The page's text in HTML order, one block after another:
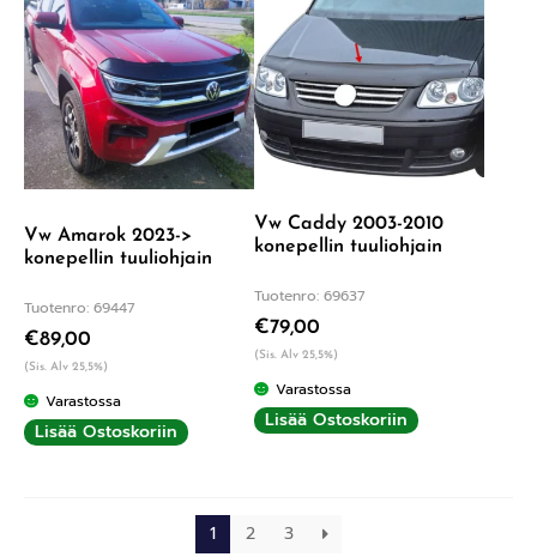
Vw Amarok 2023->
konepellin tuuliohjain
Tuotenro: 69447
€89,00
(Sis. Alv 25,5%)
Varastossa
Lisää Ostoskoriin
Vw Caddy 2003-2010
konepellin tuuliohjain
Tuotenro: 69637
€79,00
(Sis. Alv 25,5%)
Varastossa
Lisää Ostoskoriin
1 2 3